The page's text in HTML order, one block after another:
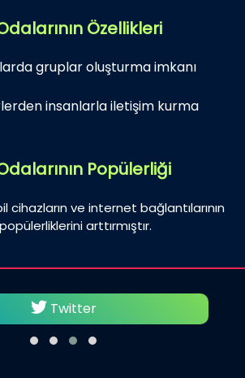
Özellikleri
gruplar oluşturma imkanı
insanlarla iletişim kurma
Popülerliği
cihazların ve internet bağlantılarının
arttırmıştır.
Twitter